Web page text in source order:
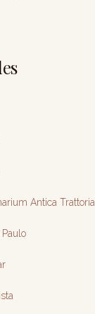
Antica Trattoria
Paulo